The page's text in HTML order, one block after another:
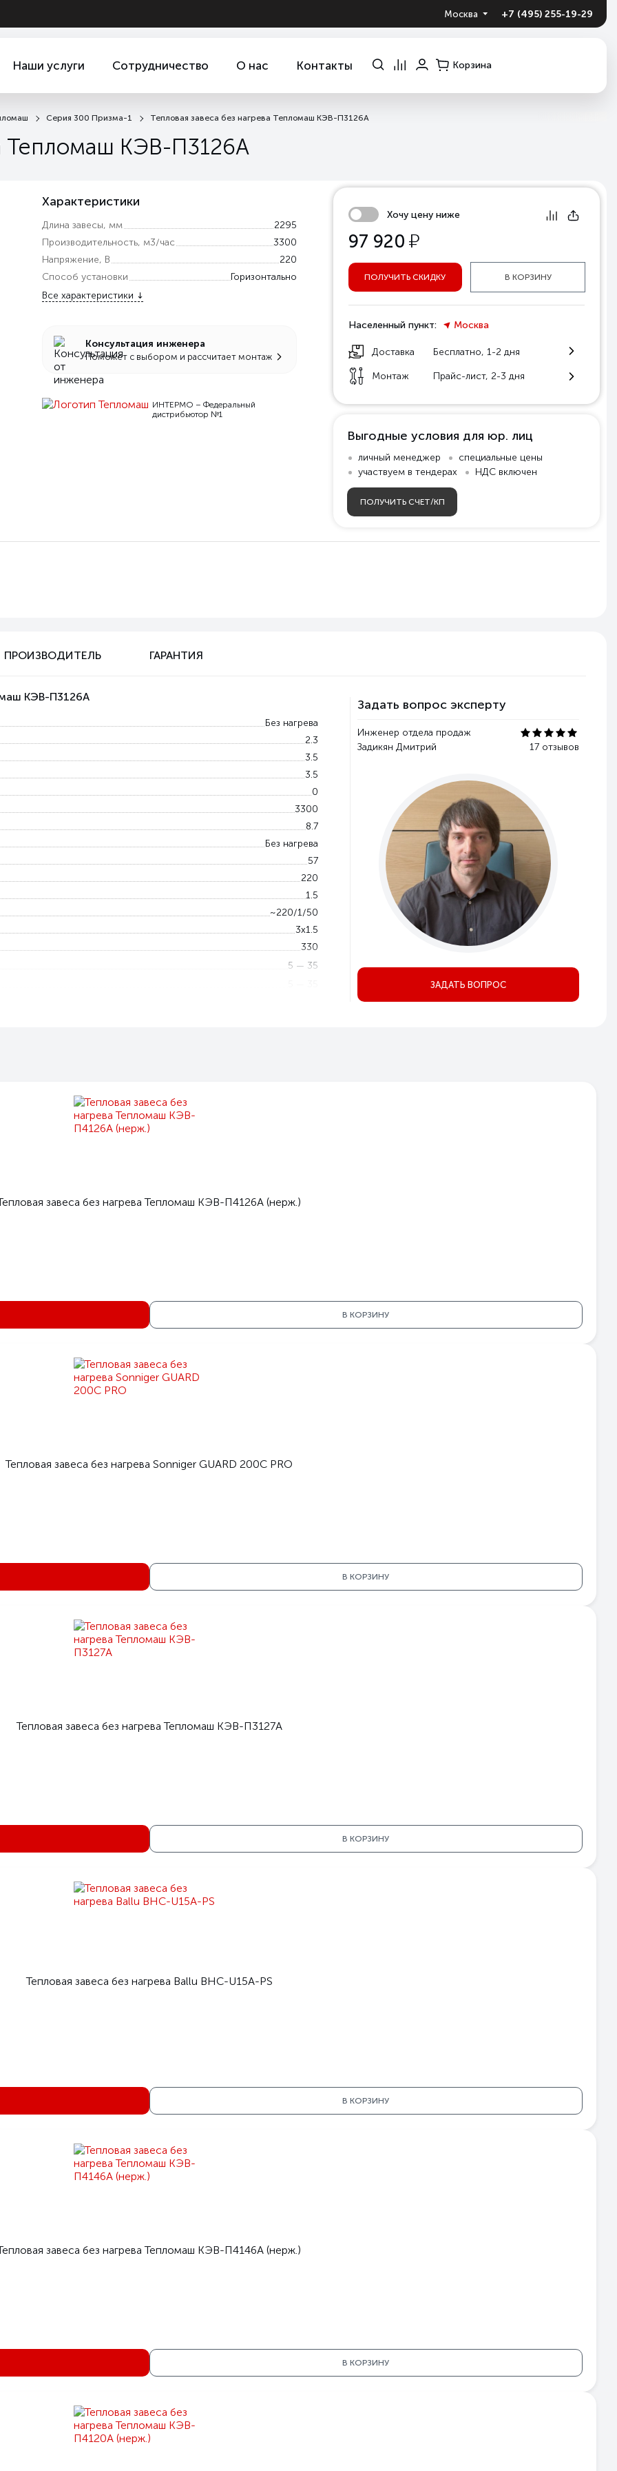
+7 (495) 255-19-29
Москва
Наши услуги Сотрудничество О нас Контакты Корзина
Серия 300 Призма-1 Тепловая завеса без нагрева Тепломаш КЭВ-П3126A
Тепломаш КЭВ-П3126A
Характеристики
Длина завесы, мм
2295
Производительность, м3/час
3300
Напряжение, В
220
Способ установки
Горизонтально
Все характеристики
Консультация инженера
Поможет с выбором и рассчитает монтаж
ИНТЕРМО – Федеральный
дистрибьютор №1
Хочу цену ниже
97 920 у
ПОЛУЧИТЬ СКИДКУ В КОРЗИНУ
Населенный пункт: Москва
Доставка Бесплатно, 1-2 дня
Монтаж Прайс-лист, 2-3 дня
Выгодные условия для юр. лиц
личный менеджер
специальные цены
участвуем в тендерах
НДС включен
ПОЛУЧИТЬ СЧЕТ/КП
ПРОИЗВОДИТЕЛЬ ГАРАНТИЯ
Задать вопрос эксперту
Инженер отдела продаж
Задикян Дмитрий
17 отзывов
ЗАДАТЬ ВОПРОС
КЭВ-П3126A
Без нагрева
2.3
3.5
3.5
0
3300
8.7
Без нагрева
57
220
1.5
~220/1/50
3x1.5
330
5 — 35
113026
завеса без нагрева Тепломаш КЭВ-П4126A (нерж.)
В КОРЗИНУ
Тепловая завеса без нагрева Sonniger GUARD 200C PRO
В КОРЗИНУ
Тепловая завеса без нагрева Тепломаш КЭВ-П3127A
В КОРЗИНУ
Тепловая завеса без нагрева Ballu BHC-U15A-PS
В КОРЗИНУ
завеса без нагрева Тепломаш КЭВ-П4146A (нерж.)
В КОРЗИНУ